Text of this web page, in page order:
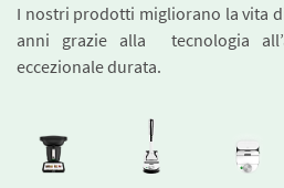
I nostri prodotti migliorano la vita
anni grazie alla tecnologia
eccezionale durata.